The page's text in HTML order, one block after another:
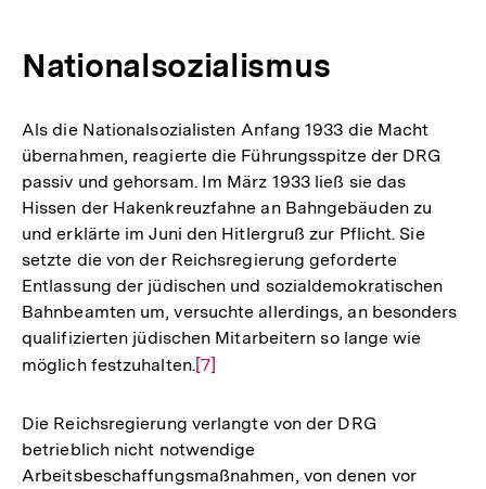
Nationalsozialismus
Als die Nationalsozialisten Anfang 1933 die Macht
übernahmen, reagierte die Führungsspitze der DRG
passiv und gehorsam. Im März 1933 ließ sie das
Hissen der Hakenkreuzfahne an Bahngebäuden zu
und erklärte im Juni den Hitlergruß zur Pflicht. Sie
setzte die von der Reichsregierung geforderte
Entlassung der jüdischen und sozialdemokratischen
Bahnbeamten um, versuchte allerdings, an besonders
qualifizierten jüdischen Mitarbeitern so lange wie
möglich festzuhalten.Zur
der
Fußnote
[7]
Die Reichsregierung verlangte von der DRG
betrieblich nicht notwendige
Arbeitsbeschaffungsmaßnahmen, von denen vor